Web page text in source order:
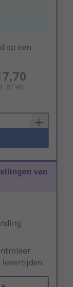
op een
BTW)
van
levertijden.